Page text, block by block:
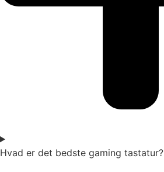
Hvad er det bedste gaming tastatur?